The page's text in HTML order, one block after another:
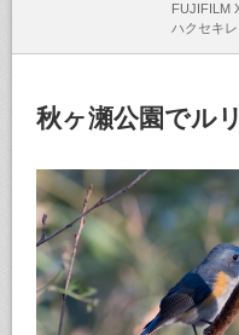
FUJIFILM
ハクセキレ
秋ヶ瀬公園でル